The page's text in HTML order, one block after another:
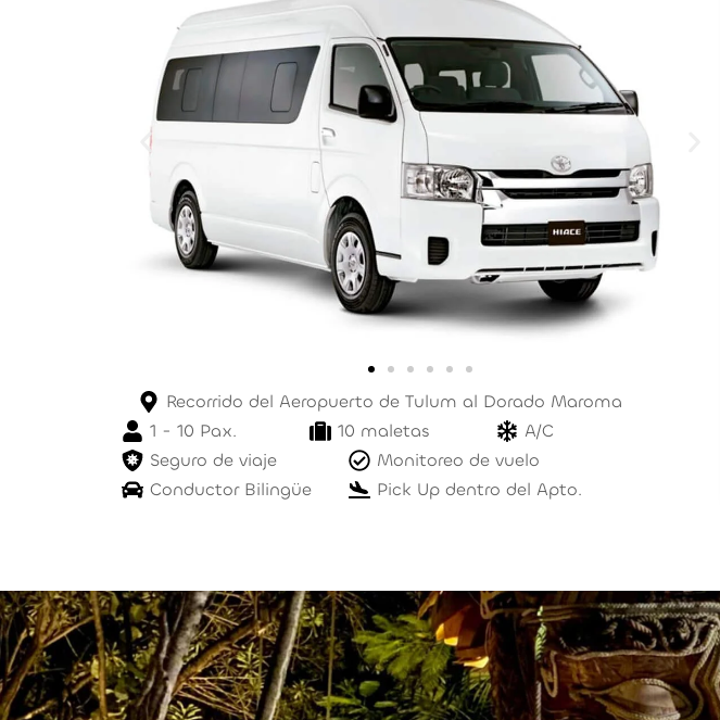
Recorrido del Aeropuerto de Tulum al Dorado Maroma
1 - 10 Pax.
10 maletas
A/C
Seguro de viaje
Monitoreo de vuelo
Conductor Bilingüe
Pick Up dentro del Apto.